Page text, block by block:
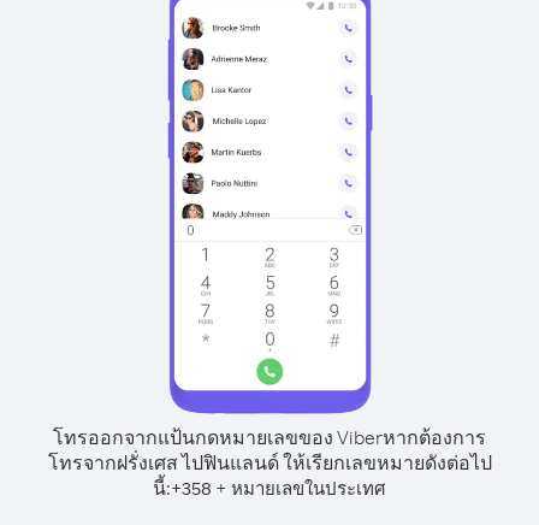
โทรออกจากแป้นกดหมายเลขของ Viberหากต้องการ
โทรจากฝรั่งเศส ไปฟินแลนด์ ให้เรียกเลขหมายดังต่อไป
นี้:+358 + หมายเลขในประเทศ